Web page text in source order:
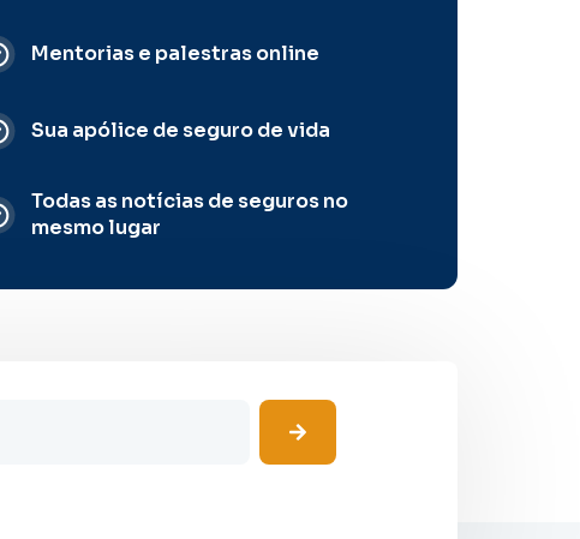
Mentorias e palestras online
Sua apólice de seguro de vida
Todas as notícias de seguros no
mesmo lugar